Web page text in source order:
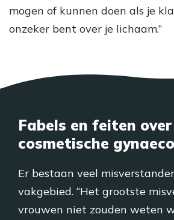
mogen of kunnen doen als je
onzeker bent over je lichaam.”
Fabels en feiten over
cosmetische
Er bestaan veel
vakgebied. “Het grootste
vrouwen niet zouden weten